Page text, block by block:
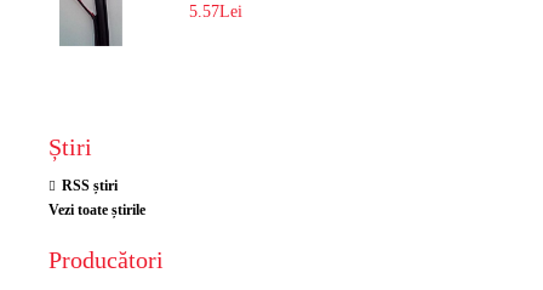
5.57Lei
Știri
RSS știri
Vezi toate știrile
Producători